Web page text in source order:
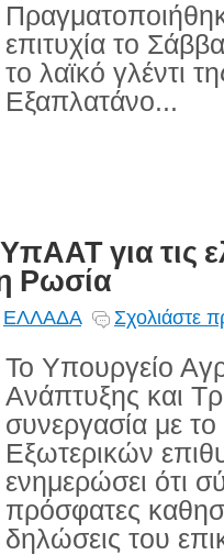
επιτυχία το
το λαϊκό γλέντι
Εξαπλατάνο...
για τις
Ρωσία
ΕΛΛΑΔΑ Σχολιάστε
Το Υπουργείο
Ανάπτυξης και
συνεργασία με
Εξωτερικών
ενημερώσει ότι
πρόσφατες
δηλώσεις του